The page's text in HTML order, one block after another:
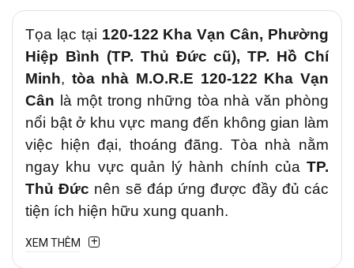
Tọa lạc tại 120-122 Kha Vạn Cân, Phường
Hiệp Bình (TP. Thủ Đức cũ), TP. Hồ Chí
Minh, tòa nhà M.O.R.E 120-122 Kha Vạn
Cân là một trong những tòa nhà văn phòng
nổi bật ở khu vực mang đến không gian làm
việc hiện đại, thoáng đãng. Tòa nhà nằm
ngay khu vực quản lý hành chính của TP.
Thủ Đức nên sẽ đáp ứng được đầy đủ các
tiện ích hiện hữu xung quanh.
1. Vị trí chiến lược
XEM THÊM